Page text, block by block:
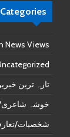
Categories
News Views
تازہ ترین
خوشہ شاعری/
شخصیات/